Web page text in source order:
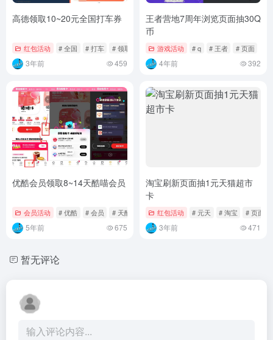
高德领取10~20元全国打车券
红包活动 # 全国 # 打车 # 领取
3年前 459
王者营地7周年浏览页面抽30Q
币
游戏活动 # q # 王者 # 页面
4年前 392
优酷会员领取8~14天酷喵会员
会员活动 # 优酷 # 会员 # 天酷
5年前 675
淘宝刷新页面抽1元天猫超市
卡
红包活动 # 元天 # 淘宝 # 页面
3年前 471
暂无评论